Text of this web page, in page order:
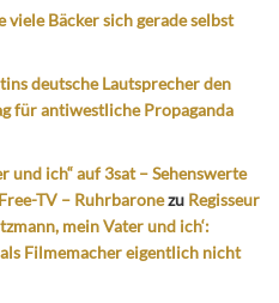
viele Bäcker sich gerade selbst
deutsche Lautsprecher den
für antiwestliche Propaganda
und ich“ auf 3sat – Sehenswerte
TV – Ruhrbaronezu Regisseur
mein Vater und ich‘:
als Filmemacher eigentlich nicht